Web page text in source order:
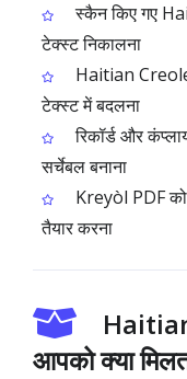
स्कैन किए गए
टेक्स्ट निकालना
Haitian Creole
टेक्स्ट में बदलना
रिकॉर्ड और
सर्चेबल बनाना
Kreyòl PDF
तैयार करना
आपको क्या